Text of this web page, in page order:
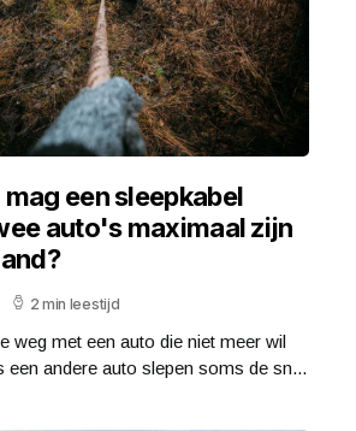
een sleepkabel
auto's maximaal zijn
2 min leestijd
weg met een auto die niet meer wil
een andere auto slepen soms de sn...